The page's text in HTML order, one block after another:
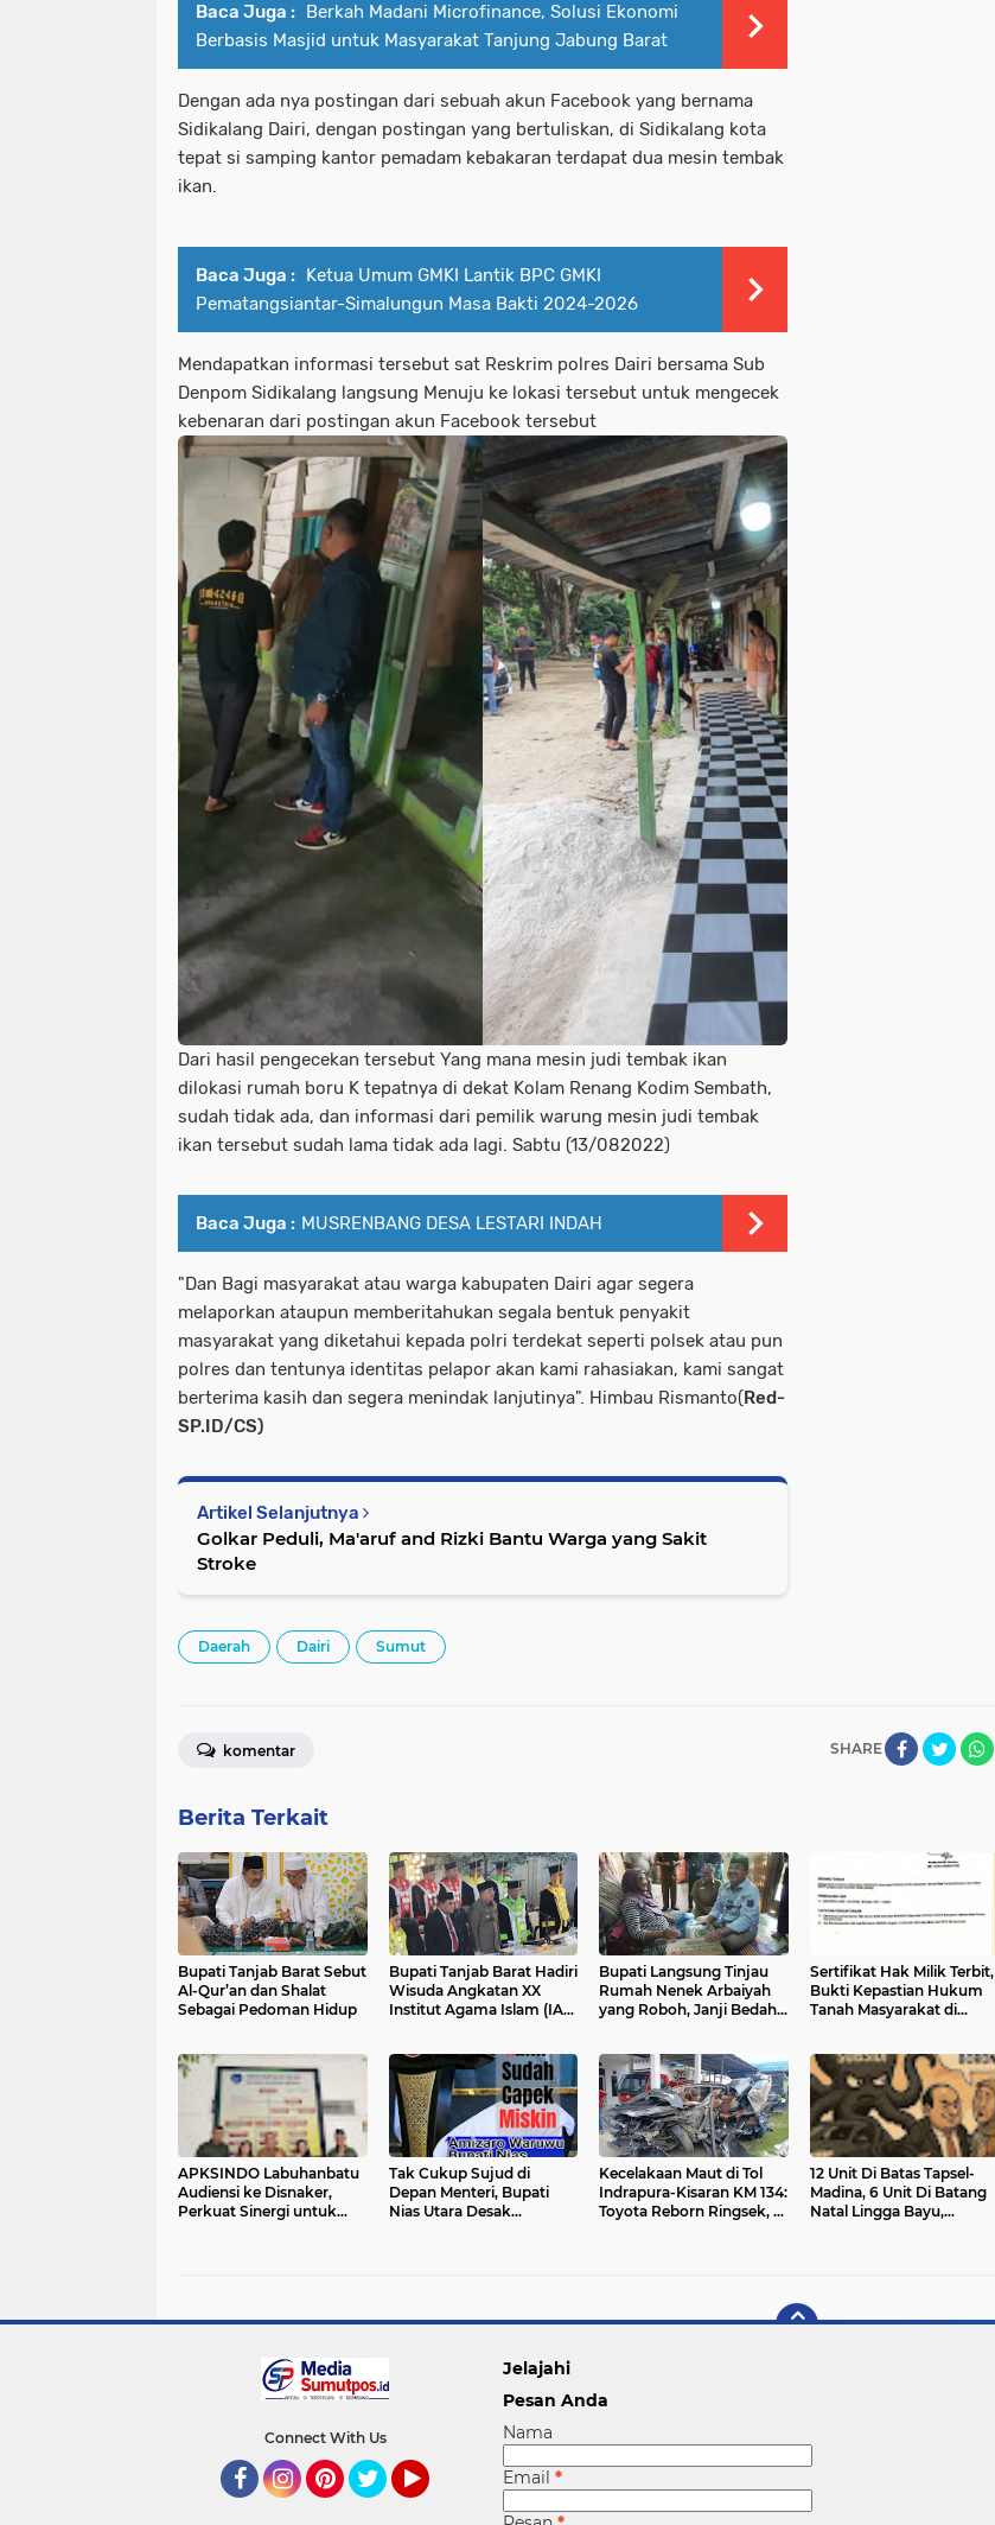
Baca Juga : Berkah Madani Microfinance, Solusi Ekonomi
Berbasis Masjid untuk Masyarakat Tanjung Jabung Barat
Dengan ada nya postingan dari sebuah akun Facebook yang bernama
Sidikalang Dairi, dengan postingan yang bertuliskan, di Sidikalang kota
tepat si samping kantor pemadam kebakaran terdapat dua mesin tembak
ikan.
Baca Juga : Ketua Umum GMKI Lantik BPC GMKI
Pematangsiantar-Simalungun Masa Bakti 2024-2026
Mendapatkan informasi tersebut sat Reskrim polres Dairi bersama Sub
Denpom Sidikalang langsung Menuju ke lokasi tersebut untuk mengecek
kebenaran dari postingan akun Facebook tersebut
Dari hasil pengecekan tersebut Yang mana mesin judi tembak ikan
dilokasi rumah boru K tepatnya di dekat Kolam Renang Kodim Sembath,
sudah tidak ada, dan informasi dari pemilik warung mesin judi tembak
ikan tersebut sudah lama tidak ada lagi. Sabtu (13/082022)
Baca Juga : MUSRENBANG DESA LESTARI INDAH
"Dan Bagi masyarakat atau warga kabupaten Dairi agar segera
melaporkan ataupun memberitahukan segala bentuk penyakit
masyarakat yang diketahui kepada polri terdekat seperti polsek atau pun
polres dan tentunya identitas pelapor akan kami rahasiakan, kami sangat
berterima kasih dan segera menindak lanjutinya". Himbau Rismanto(Red-
SP.ID/CS)
Artikel Selanjutnya
Golkar Peduli, Ma'aruf and Rizki Bantu Warga yang Sakit
Stroke
Daerah Dairi Sumut
SHARE
komentar
Berita Terkait
Bupati Tanjab Barat Sebut
Al-Qur’an dan Shalat
Sebagai Pedoman Hidup
Bupati Tanjab Barat Hadiri
Wisuda Angkatan XX
Institut Agama Islam (IAI)
Bupati Langsung Tinjau
Rumah Nenek Arbaiyah
yang Roboh, Janji Bedah
Sertifikat Hak Milik Terbit,
Bukti Kepastian Hukum
Tanah Masyarakat di
APKSINDO Labuhanbatu
Audiensi ke Disnaker,
Perkuat Sinergi untuk
Tak Cukup Sujud di
Depan Menteri, Bupati
Nias Utara Desak
Kecelakaan Maut di Tol
Indrapura-Kisaran KM 134:
Toyota Reborn Ringsek, 4
‎12 Unit Di Batas Tapsel-
Madina, 6 Unit Di Batang
Natal Lingga Bayu,
Connect With Us
Jelajahi
Pesan Anda
Nama
Email *